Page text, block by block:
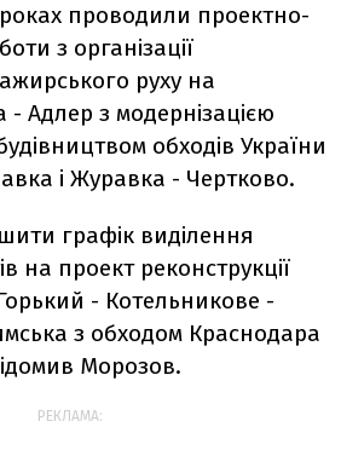
проводили проектно-
з організації
руху на
Адлер з модернізацією
обходів України
і Журавка - Чертково.
графік виділення
на проект реконструкції
- Котельникове -
з обходом Краснодара
Морозов.
РЕКЛАМА: